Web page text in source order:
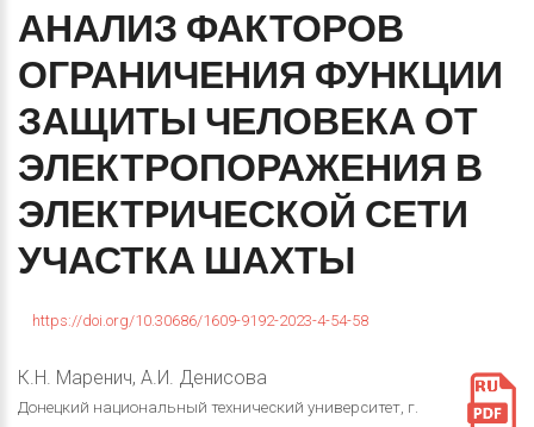
АНАЛИЗ ФАКТОРОВ
ОГРАНИЧЕНИЯ ФУНКЦИИ
ЗАЩИТЫ ЧЕЛОВЕКА ОТ
ЭЛЕКТРОПОРАЖЕНИЯ В
ЭЛЕКТРИЧЕСКОЙ СЕТИ
УЧАСТКА ШАХТЫ
https://doi.org/10.30686/1609-9192-2023-4-54-58
К.Н. Маренич, А.И. Денисова
Донецкий национальный технический университет, г.